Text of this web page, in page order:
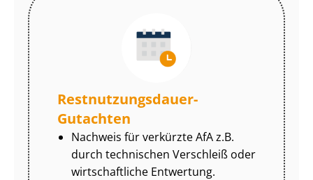
Rest­nut­zungs­dau­er-
Gutachten
Nachweis für verkürzte AfA z.B.
durch technischen Verschleiß oder
wirtschaftliche Entwertung.